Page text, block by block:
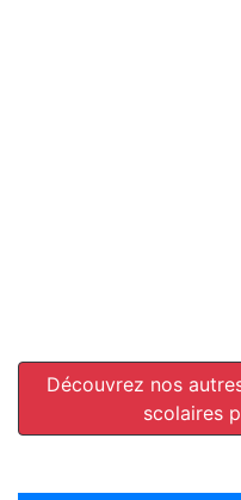
Découvrez nos
scolaires